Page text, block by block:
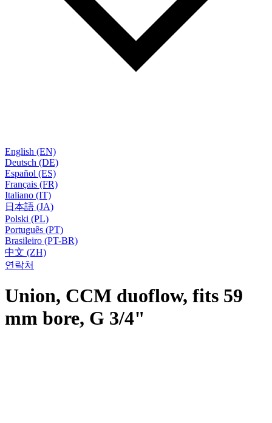
English (EN)
Deutsch (DE)
Español (ES)
Français (FR)
Italiano (IT)
日本語 (JA)
Polski (PL)
Português (PT)
Brasileiro (PT-BR)
中文 (ZH)
연락처
Union, CCM duoflow, fits 59
mm bore, G 3/4"